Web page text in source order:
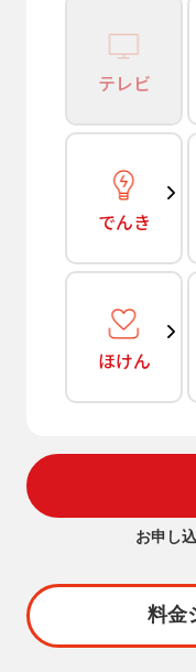
テレビ
でんき
ほけん
お申し
料金